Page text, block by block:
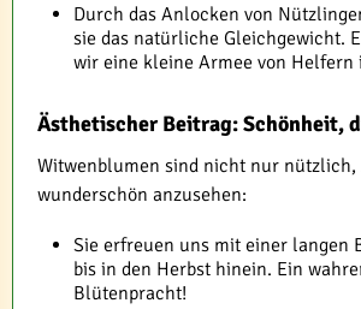
Durch das Anlocken von
sie das natürliche Gleichgewicht.
wir eine kleine Armee von Helfern
Ästhetischer Beitrag: Schönheit,
Witwenblumen sind nicht nur nützlich,
wunderschön anzusehen:
Sie erfreuen uns mit einer langen
bis in den Herbst hinein. Ein
Blütenpracht!